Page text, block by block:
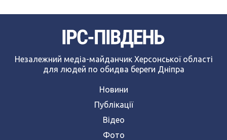
Незалежний медіа-майданчик Херсонської області
для людей по обидва береги Дніпра
Новини
Публікації
Відео
Фото